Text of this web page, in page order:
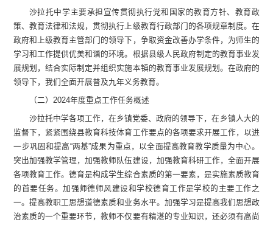
沙拉托中学主要承担宣传贯彻执行党和国家的教育方针、教育政
策、教育法律和法规，贯彻执行上级教育行政部门的各项规章制度。在
政府和上级教育主管部门的领导下，争取资金改善办学条件，为师生的
学习和工作提供优美和谐的环境。根据县级人民政府制定的教育事业发
展规划，结合实际制定并组织实施本镇的教育事业发展规划。在政府的
领导下，我们全面开展普及九年义务教育。
（二） 2024年度重点工作任务概述
沙拉托中学各项工作，在乡镇党委、政府的领导下，在乡镇人大的
监督下，紧紧围绕县教育科技体育工作要点的各项要求开展工作，以进
一步巩固和提高“两基”成果为重点，以全面提高教育教学质量为中心。
突出加强教学管理，加强教师队伍建设，加强教育科研工作，全面开展
各项教育工作。德育是构成学生综合素质的第一要素，是实施素质教育
的首要任务。加强师德师风建设和学校德育工作是学校的主要工作之
一。提高教职工思想道德素质和业务水平。加强学习是提高我们思想政
治素质的一个重要环节，教师不仅要有精湛的专业知识，还必须有高尚